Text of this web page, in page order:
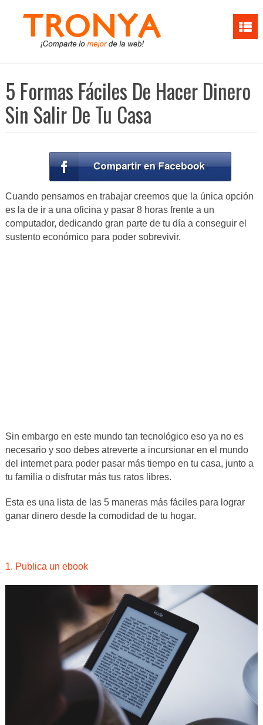
5 Formas Fáciles De Hacer Dinero
Sin Salir De Tu Casa
Cuando pensamos en trabajar creemos que la única opción
es la de ir a una oficina y pasar 8 horas frente a un
computador, dedicando gran parte de tu día a conseguir el
sustento económico para poder sobrevivir.
Sin embargo en este mundo tan tecnológico eso ya no es
necesario y soo debes atreverte a incursionar en el mundo
del internet para poder pasar más tiempo en tu casa, junto a
tu familia o disfrutar más tus ratos libres.
Esta es una lista de las 5 maneras más fáciles para lograr
ganar dinero desde la comodidad de tu hogar.
1. Publica un ebook